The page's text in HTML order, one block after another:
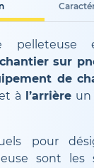
sur
de
à l’arrière
pour
sont les